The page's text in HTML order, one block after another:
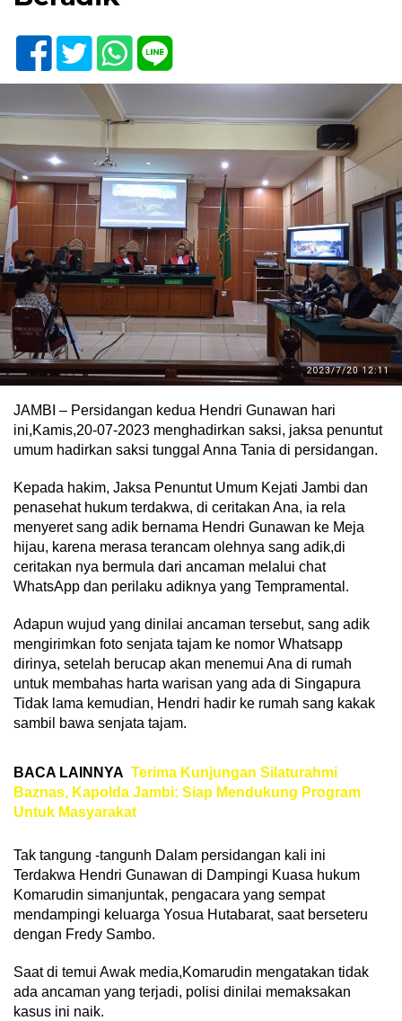
JAMBI – Persidangan kedua Hendri Gunawan hari
ini,Kamis,20-07-2023 menghadirkan saksi, jaksa penuntut
umum hadirkan saksi tunggal Anna Tania di persidangan.
Kepada hakim, Jaksa Penuntut Umum Kejati Jambi dan
penasehat hukum terdakwa, di ceritakan Ana, ia rela
menyeret sang adik bernama Hendri Gunawan ke Meja
hijau, karena merasa terancam olehnya sang adik,di
ceritakan nya bermula dari ancaman melalui chat
WhatsApp dan perilaku adiknya yang Tempramental.
Adapun wujud yang dinilai ancaman tersebut, sang adik
mengirimkan foto senjata tajam ke nomor Whatsapp
dirinya, setelah berucap akan menemui Ana di rumah
untuk membahas harta warisan yang ada di Singapura
Tidak lama kemudian, Hendri hadir ke rumah sang kakak
sambil bawa senjata tajam.
BACA LAINNYA Terima Kunjungan Silaturahmi
Baznas, Kapolda Jambi: Siap Mendukung Program
Untuk Masyarakat
Tak tangung -tangunh Dalam persidangan kali ini
Terdakwa Hendri Gunawan di Dampingi Kuasa hukum
Komarudin simanjuntak, pengacara yang sempat
mendampingi keluarga Yosua Hutabarat, saat berseteru
dengan Fredy Sambo.
Saat di temui Awak media,Komarudin mengatakan tidak
ada ancaman yang terjadi, polisi dinilai memaksakan
kasus ini naik.